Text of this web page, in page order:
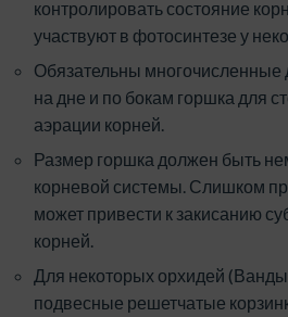
контролировать состояние
участвуют в фотосинтезе у
Обязательны многочисленные
на дне и по бокам горшка для
аэрации корней.
Размер горшка должен быть
корневой системы. Слишком
может привести к закисанию
корней.
Для некоторых орхидей
подвесные решетчатые